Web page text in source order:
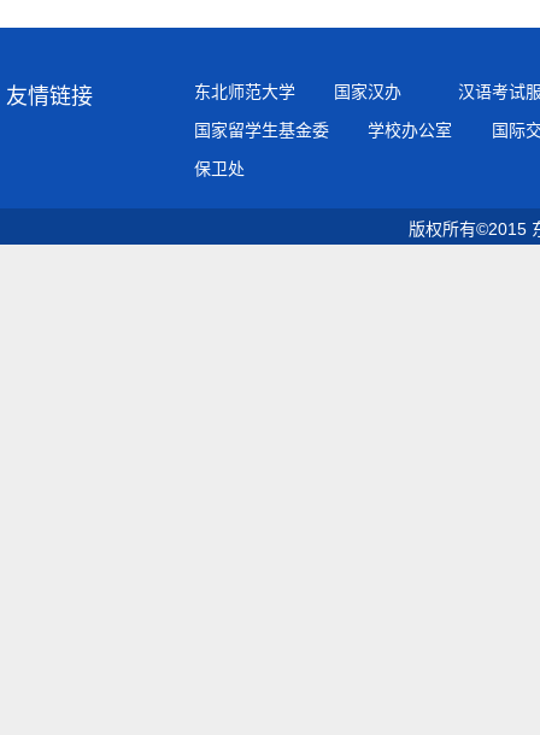
友情链接 东北师范大学 国家汉办
汉语考试
国家留学生基金委
学校办公室
国际
保卫处
版权所有©2015